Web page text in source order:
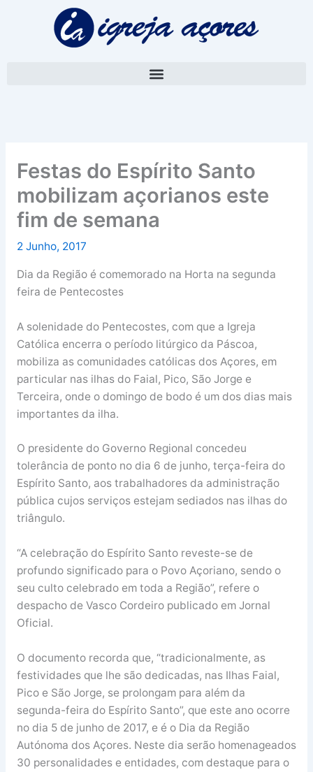
Festas do Espírito Santo
mobilizam açorianos este
fim de semana
2 Junho, 2017
Dia da Região é comemorado na Horta na segunda
feira de Pentecostes
A solenidade do Pentecostes, com que a Igreja
Católica encerra o período litúrgico da Páscoa,
mobiliza as comunidades católicas dos Açores, em
particular nas ilhas do Faial, Pico, São Jorge e
Terceira, onde o domingo de bodo é um dos dias mais
importantes da ilha.
O presidente do Governo Regional concedeu
tolerância de ponto no dia 6 de junho, terça-feira do
Espírito Santo, aos trabalhadores da administração
pública cujos serviços estejam sediados nas ilhas do
triângulo.
“A celebração do Espírito Santo reveste-se de
profundo significado para o Povo Açoriano, sendo o
seu culto celebrado em toda a Região”, refere o
despacho de Vasco Cordeiro publicado em Jornal
Oficial.
O documento recorda que, “tradicionalmente, as
festividades que lhe são dedicadas, nas Ilhas Faial,
Pico e São Jorge, se prolongam para além da
segunda-feira do Espírito Santo”, que este ano ocorre
no dia 5 de junho de 2017, e é o Dia da Região
Autónoma dos Açores. Neste dia serão homenageados
30 personalidades e entidades, com destaque para o